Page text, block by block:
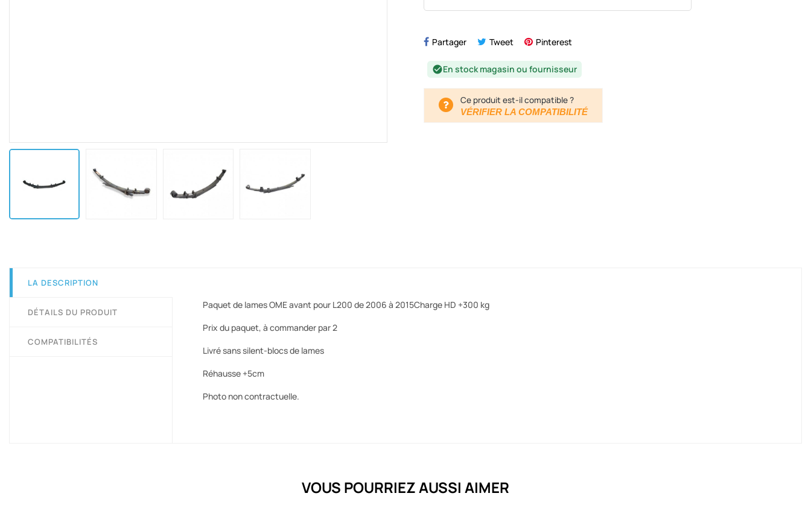
Partager Tweet Pinterest
check_circleEn stock magasin ou fournisseur
Ce produit est-il compatible ?
VÉRIFIER LA COMPATIBILITÉ
LA DESCRIPTION
DÉTAILS DU PRODUIT
COMPATIBILITÉS
Paquet de lames OME avant pour L200 de 2006 à 2015Charge HD +300 kg
Prix du paquet, à commander par 2
Livré sans silent-blocs de lames
Réhausse +5cm
Photo non contractuelle.
VOUS POURRIEZ AUSSI AIMER